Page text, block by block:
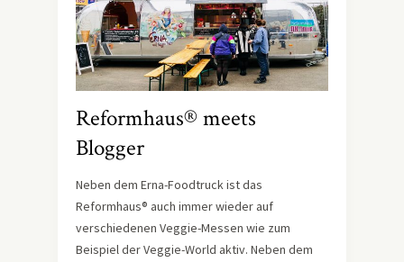
Reformhaus® meets
Blogger
Neben dem Erna-Foodtruck ist das
Reformhaus® auch immer wieder auf
verschiedenen Veggie-Messen wie zum
Beispiel der Veggie-World aktiv. Neben dem